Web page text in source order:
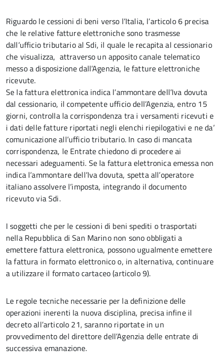
Riguardo le cessioni di beni verso l’Italia, l’articolo 6 precisa
che le relative fatture elettroniche sono trasmesse
dall’ufficio tributario al Sdi, il quale le recapita al cessionario
che visualizza, attraverso un apposito canale telematico
messo a disposizione dall’Agenzia, le fatture elettroniche
ricevute.
Se la fattura elettronica indica l’ammontare dell’Iva dovuta
dal cessionario, il competente ufficio dell’Agenzia, entro 15
giorni, controlla la corrispondenza tra i versamenti ricevuti e
i dati delle fatture riportati negli elenchi riepilogativi e ne da’
comunicazione all’ufficio tributario. In caso di mancata
corrispondenza, le Entrate chiedono di procedere ai
necessari adeguamenti. Se la fattura elettronica emessa non
indica l’ammontare dell’Iva dovuta, spetta all’operatore
italiano assolvere l’imposta, integrando il documento
ricevuto via Sdi.
I soggetti che per le cessioni di beni spediti o trasportati
nella Repubblica di San Marino non sono obbligati a
emettere fattura elettronica, possono ugualmente emettere
la fattura in formato elettronico o, in alternativa, continuare
a utilizzare il formato cartaceo (articolo 9).
Le regole tecniche necessarie per la definizione delle
operazioni inerenti la nuova disciplina, precisa infine il
decreto all’articolo 21, saranno riportate in un
provvedimento del direttore dell’Agenzia delle entrate di
successiva emanazione.